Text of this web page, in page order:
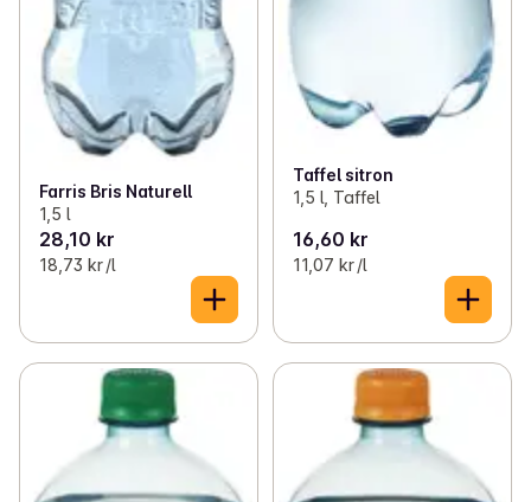
Farris Bris Naturell
1,5 l
28,10 kr
18,73 kr /l
Taffel sitron
1,5 l, Taffel
16,60 kr
11,07 kr /l